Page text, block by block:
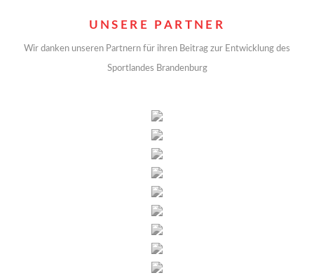
UNSERE PARTNER
Wir danken unseren Partnern für ihren Beitrag zur Entwicklung des
Sportlandes Brandenburg